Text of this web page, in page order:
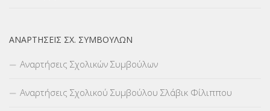
ΑΝΑΡΤΉΣΕΙΣ ΣΧ. ΣΥΜΒΟΎΛΩΝ
Αναρτήσεις Σχολικών Συμβούλων
Αναρτήσεις Σχολικού Συμβούλου Σλάβικ Φίλιππου